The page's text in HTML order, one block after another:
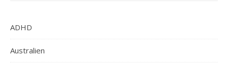
ADHD
Australien